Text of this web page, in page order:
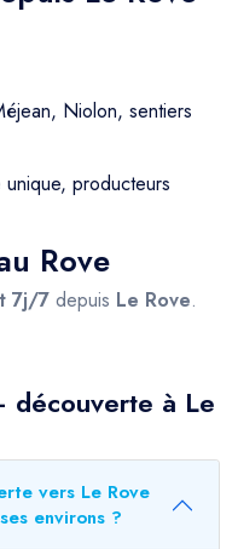
Niolon, sentiers
producteurs
Rove
7j/7 depuis Le Rove.
découverte à Le
vers Le Rove
environs ?